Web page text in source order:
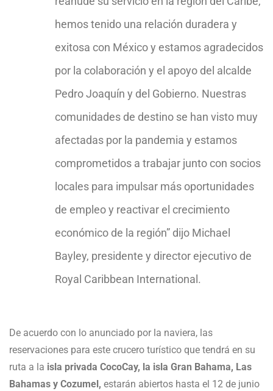
hemos tenido una relación duradera y
exitosa con México y estamos agradecidos
por la colaboración y el apoyo del alcalde
Pedro Joaquín y del Gobierno. Nuestras
comunidades de destino se han visto muy
afectadas por la pandemia y estamos
comprometidos a trabajar junto con socios
locales para impulsar más oportunidades
de empleo y reactivar el crecimiento
económico de la región” dijo Michael
Bayley, presidente y director ejecutivo de
Royal Caribbean International .
De acuerdo con lo anunciado por la naviera, las
reservaciones para este crucero turístico que tendrá en su
ruta a la isla privada CocoCay, la isla Gran Bahama, Las
Bahamas y Cozumel, estarán abiertos hasta el 12 de junio